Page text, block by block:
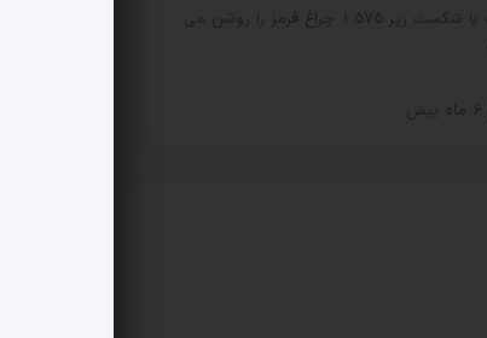
است یا شکست زیر 1.575 چراغ قرمز را روشن می
6 ماه پیش